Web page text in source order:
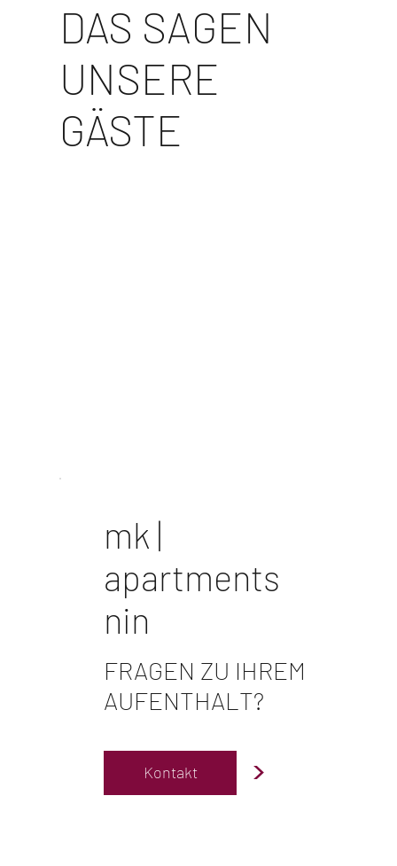
DAS SAGEN
UNSERE
GÄSTE
mk |
apartments
nin
FRAGEN ZU IHREM
AUFENTHALT?
Kontakt >